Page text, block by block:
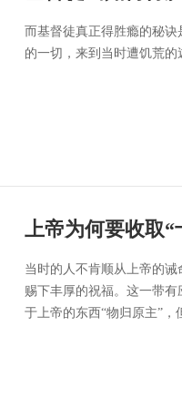
而基督徒真正得胜瘾的秘
的一切，来到当时遭饥荒的
上帝为何要收取“
当时的人不肯顺从上帝的
赐下丰厚的祝福。这一带
于上帝的东西“物归原主”，